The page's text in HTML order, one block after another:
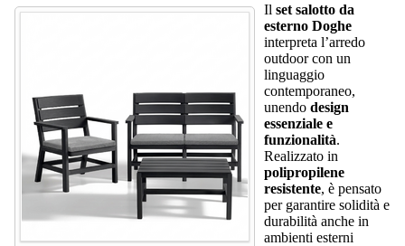
Il set salotto da
esterno Doghe
interpreta l’arredo
outdoor con un
linguaggio
contemporaneo,
unendo design
essenziale e
funzionalità.
Realizzato in
polipropilene
resistente, è pensato
per garantire solidità e
durabilità anche in
ambienti esterni